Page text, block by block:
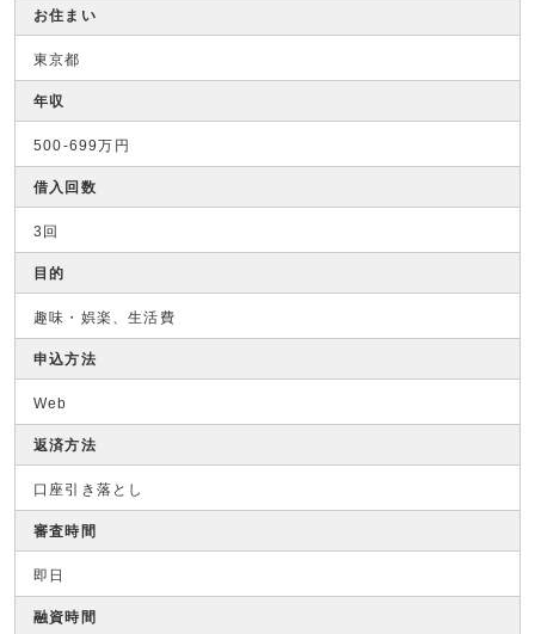
お住まい
東京都
年収
500-699万円
借入回数
3回
目的
趣味・娯楽、生活費
申込方法
Web
返済方法
口座引き落とし
審査時間
即日
融資時間